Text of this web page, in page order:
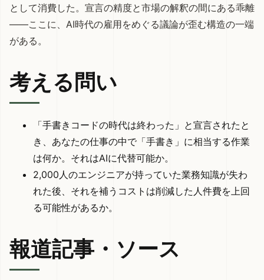
として消費した。宣言の精度と市場の解釈の間にある乖離
——ここに、AI時代の雇用をめぐる議論が歪む構造の一端
がある。
考える問い
「手書きコードの時代は終わった」と宣言されたと
き、あなたの仕事の中で「手書き」に相当する作業
は何か。それはAIに代替可能か。
2,000人のエンジニアが持っていた業務知識が失わ
れた後、それを補うコストは削減した人件費を上回
る可能性があるか。
報道記事・ソース